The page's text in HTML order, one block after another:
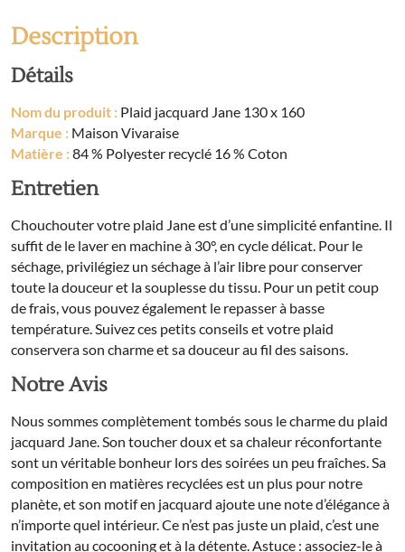
Description
Détails
Nom du produit : Plaid jacquard Jane 130 x 160
Marque : Maison Vivaraise
Matière :84 % Polyester recyclé 16 % Coton
Entretien
Chouchouter votre plaid Jane est d’une simplicité enfantine. Il
suffit de le laver en machine à 30°, en cycle délicat. Pour le
séchage, privilégiez un séchage à l’air libre pour conserver
toute la douceur et la souplesse du tissu. Pour un petit coup
de frais, vous pouvez également le repasser à basse
température. Suivez ces petits conseils et votre plaid
conservera son charme et sa douceur au fil des saisons.
Notre Avis
Nous sommes complètement tombés sous le charme du plaid
jacquard Jane. Son toucher doux et sa chaleur réconfortante
sont un véritable bonheur lors des soirées un peu fraîches. Sa
composition en matières recyclées est un plus pour notre
planète, et son motif en jacquard ajoute une note d’élégance à
n’importe quel intérieur. Ce n’est pas juste un plaid, c’est une
invitation au cocooning et à la détente. Astuce : associez-le à